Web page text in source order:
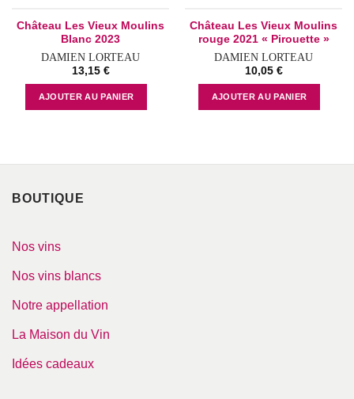
Château Les Vieux Moulins
Blanc 2023
DAMIEN LORTEAU
13,15 €
AJOUTER AU PANIER
Château Les Vieux Moulins
rouge 2021 « Pirouette »
DAMIEN LORTEAU
10,05 €
AJOUTER AU PANIER
BOUTIQUE
Nos vins
Nos vins blancs
Notre appellation
La Maison du Vin
Idées cadeaux